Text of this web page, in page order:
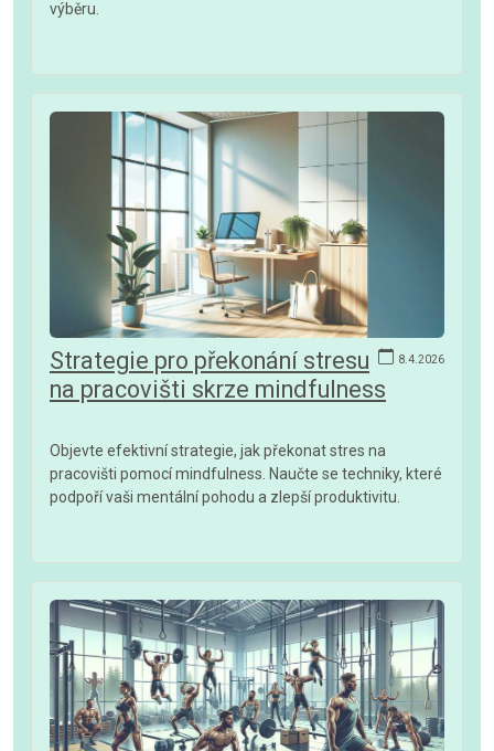
výběru.
8.4.2026
Strategie pro překonání stresu
na pracovišti skrze mindfulness
Objevte efektivní strategie, jak překonat stres na
pracovišti pomocí mindfulness. Naučte se techniky, které
podpoří vaši mentální pohodu a zlepší produktivitu.